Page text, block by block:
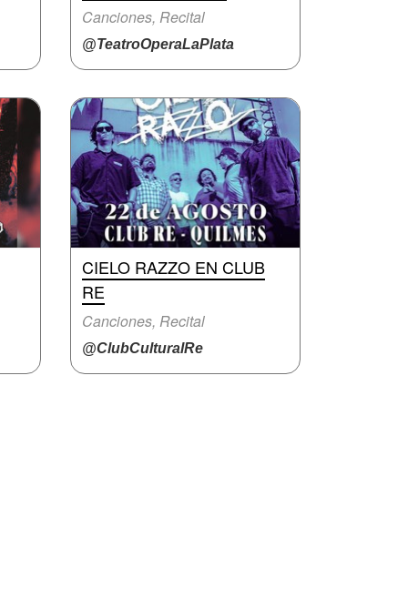
Canciones, Recital
@TeatroOperaLaPlata
CIELO RAZZO EN CLUB
RE
Canciones, Recital
@ClubCulturalRe